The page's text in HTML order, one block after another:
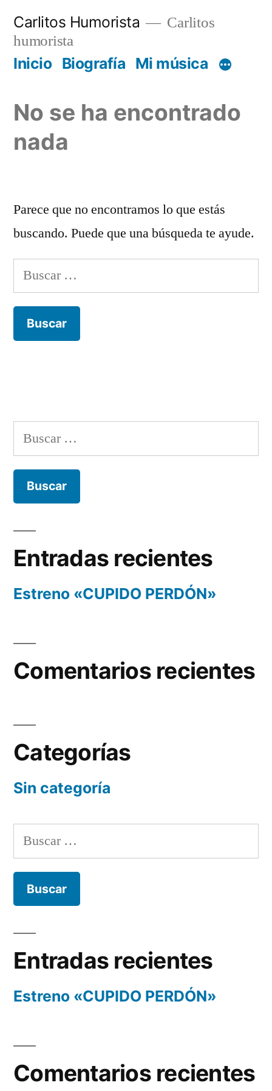
contenido
Carlitos Humorista
Carlitos
humorista
Inicio Biografía Mi música
No se ha encontrado
nada
Parece que no encontramos lo que estás
buscando. Puede que una búsqueda te ayude.
Buscar:
Buscar:
Entradas recientes
Estreno «CUPIDO PERDÓN»
Comentarios recientes
Categorías
Sin categoría
Buscar:
Entradas recientes
Estreno «CUPIDO PERDÓN»
Comentarios recientes